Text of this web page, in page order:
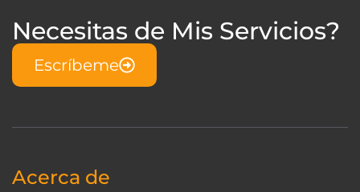
Necesitas de Mis Servicios?
Escríbeme
Acerca de